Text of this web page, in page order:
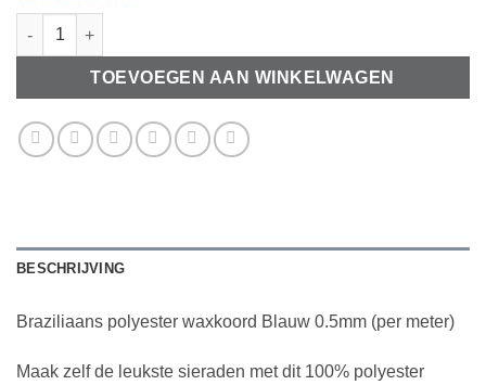
Linhasitha braziliaans polyester waxkoord Blauw 0.5mm (per
TOEVOEGEN AAN WINKELWAGEN
BESCHRIJVING
Braziliaans polyester waxkoord Blauw 0.5mm (per meter)
Maak zelf de leukste sieraden met dit 100% polyester